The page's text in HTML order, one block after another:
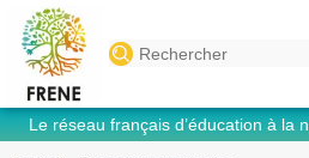
Search
for:
Le réseau français d’éducation à la